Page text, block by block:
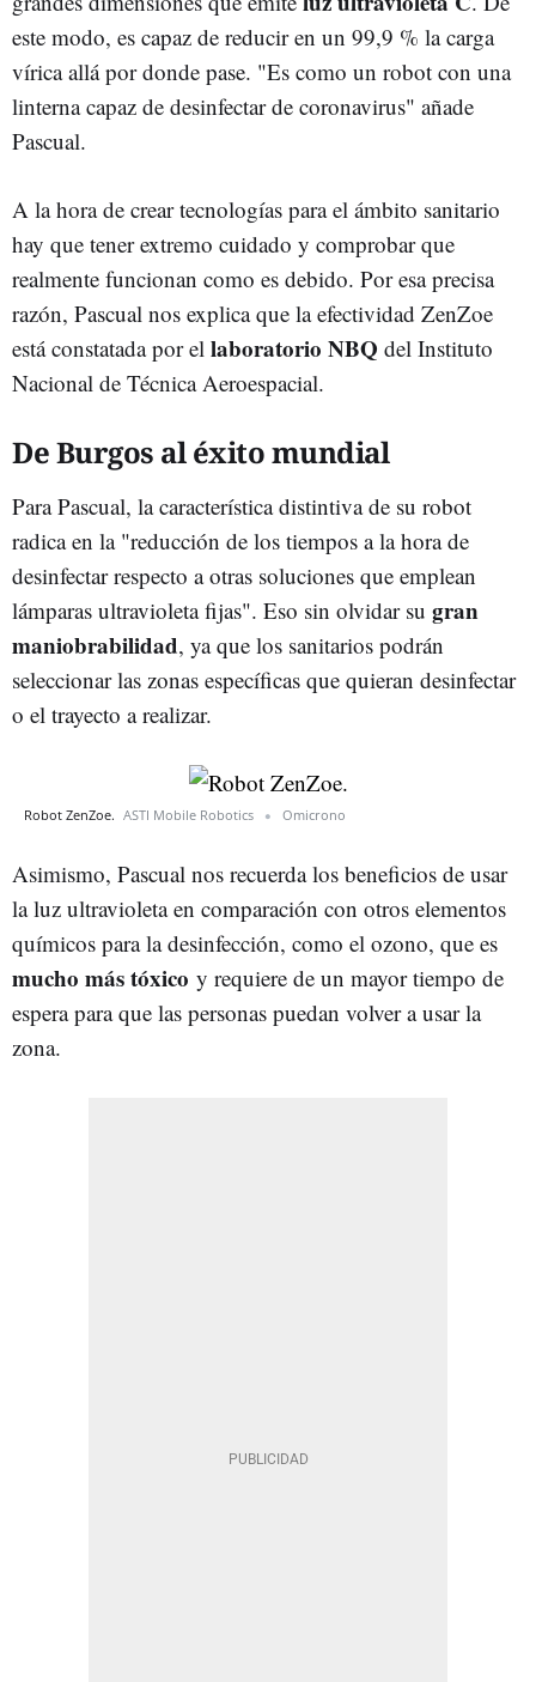
este modo, es capaz de reducir en un 99,9 % la carga
vírica allá por donde pase. "Es como un robot con una
linterna capaz de desinfectar de coronavirus" añade
Pascual.
A la hora de crear tecnologías para el ámbito sanitario
hay que tener extremo cuidado y comprobar que
realmente funcionan como es debido. Por esa precisa
razón, Pascual nos explica que la efectividad ZenZoe
está constatada por el laboratorio NBQ del Instituto
Nacional de Técnica Aeroespacial.
De Burgos al éxito mundial
Para Pascual, la característica distintiva de su robot
radica en la "reducción de los tiempos a la hora de
desinfectar respecto a otras soluciones que emplean
lámparas ultravioleta fijas". Eso sin olvidar su gran
maniobrabilidad, ya que los sanitarios podrán
seleccionar las zonas específicas que quieran desinfectar
o el trayecto a realizar.
Robot ZenZoe. ASTI Mobile Robotics Omicrono
Asimismo, Pascual nos recuerda los beneficios de usar
la luz ultravioleta en comparación con otros elementos
químicos para la desinfección, como el ozono, que es
mucho más tóxico y requiere de un mayor tiempo de
espera para que las personas puedan volver a usar la
zona.